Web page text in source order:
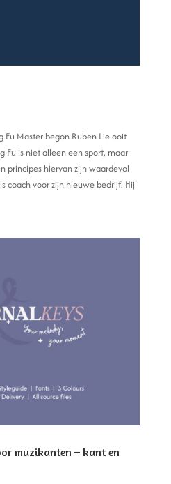
Fu Master begon Ruben Lie ooit
Fu is niet alleen een sport, maar
principes hiervan zijn waardevol
coach voor zijn nieuwe bedrijf. Hij
muzikanten – kant en